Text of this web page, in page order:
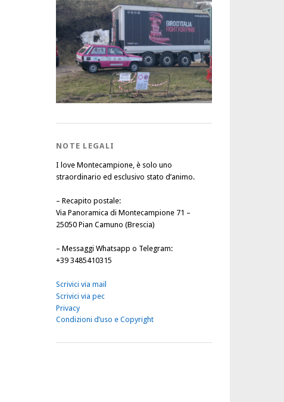
NOTE LEGALI
I love Montecampione, è solo uno
straordinario ed esclusivo stato d’animo.
– Recapito postale:
Via Panoramica di Montecampione 71 –
25050 Pian Camuno (Brescia)
– Messaggi Whatsapp o Telegram:
+39 3485410315
Scrivici via mail
Scrivici via pec
Privacy
Condizioni d’uso e Copyright